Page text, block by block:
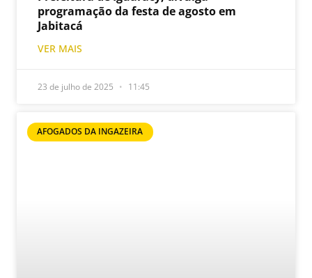
programação da festa de agosto em
Jabitacá
VER MAIS
23 de julho de 2025 11:45
AFOGADOS DA INGAZEIRA